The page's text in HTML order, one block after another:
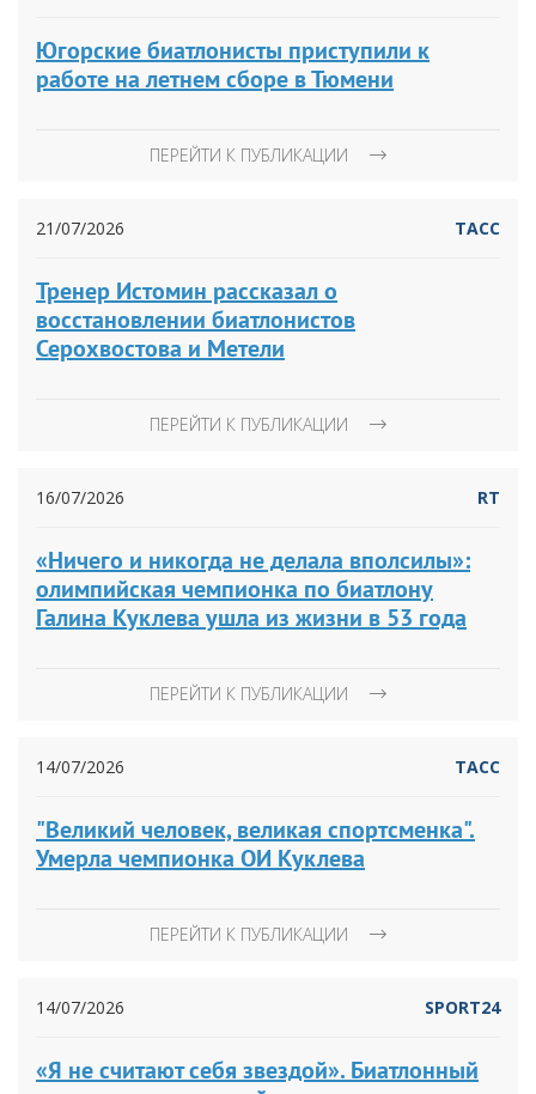
Югорские биатлонисты приступили к
работе на летнем сборе в Тюмени
ПЕРЕЙТИ К ПУБЛИКАЦИИ
21/07/2026 ТАСС
Тренер Истомин рассказал о
восстановлении биатлонистов
Серохвостова и Метели
ПЕРЕЙТИ К ПУБЛИКАЦИИ
16/07/2026 RT
«Ничего и никогда не делала вполсилы»:
олимпийская чемпионка по биатлону
Галина Куклева ушла из жизни в 53 года
ПЕРЕЙТИ К ПУБЛИКАЦИИ
14/07/2026 ТАСС
"Великий человек, великая спортсменка".
Умерла чемпионка ОИ Куклева
ПЕРЕЙТИ К ПУБЛИКАЦИИ
14/07/2026 SPORT24
«Я не считают себя звездой». Биатлонный